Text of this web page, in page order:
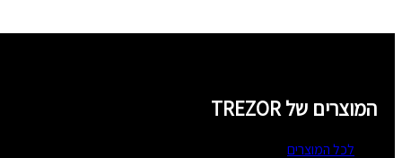
המוצרים של TREZOR
לכל המוצרים